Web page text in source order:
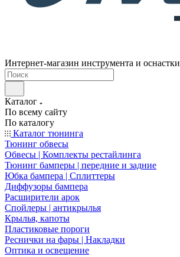
Интернет-магазин инструмента и оснастки
Каталог
По всему сайту
По каталогу
Каталог тюнинга
Тюнинг обвесы
Обвесы | Комплекты рестайлинга
Тюнинг бамперы | передние и задние
Юбка бампера | Сплиттеры
Диффузоры бампера
Расширители арок
Спойлеры | антикрылья
Крылья, капоты
Пластиковые пороги
Реснички на фары | Накладки
Оптика и освещение